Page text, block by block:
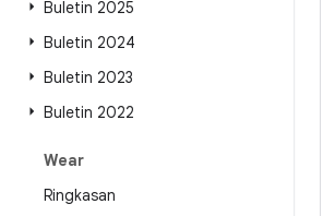
Buletin 2025
Buletin 2024
Buletin 2023
Buletin 2022
Wear
Ringkasan